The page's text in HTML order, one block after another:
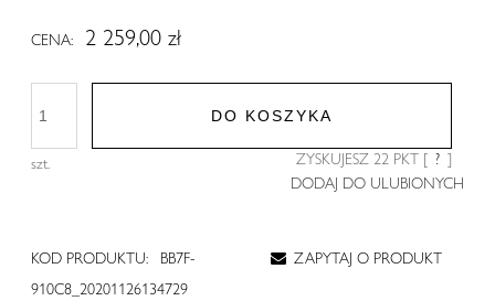
CENA: 2 259,00 zł
szt.
DO KOSZYKA
ZYSKUJESZ 22PKT [ ? ]
DODAJ DO ULUBIONYCH
KOD PRODUKTU:
BB7F-
910C8_20201126134729
ZAPYTAJ O PRODUKT